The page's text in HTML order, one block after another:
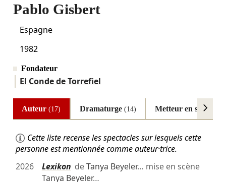
Pablo Gisbert
Espagne
1982
Fondateur
El Conde de Torrefiel
Auteur(17) Dramaturge (14) Metteur en scène
Cette liste recense les spectacles sur lesquels cette
personne est mentionnée comme auteur·trice.
2026
Lexikon deTanya Beyeler… mise en scène
Tanya Beyeler…